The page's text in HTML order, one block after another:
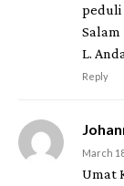
peduli
Salam
L.
Reply
March
Umat